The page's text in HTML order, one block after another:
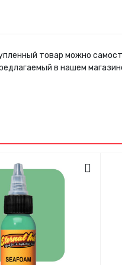
товар можно
в нашем